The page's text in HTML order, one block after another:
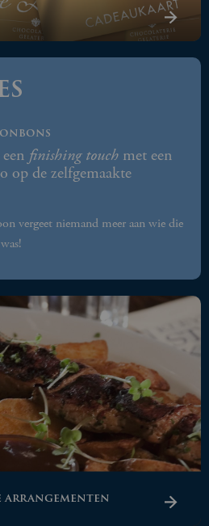
finishing touch met een
op de zelfgemaakte
vergeet niemand meer aan wie die